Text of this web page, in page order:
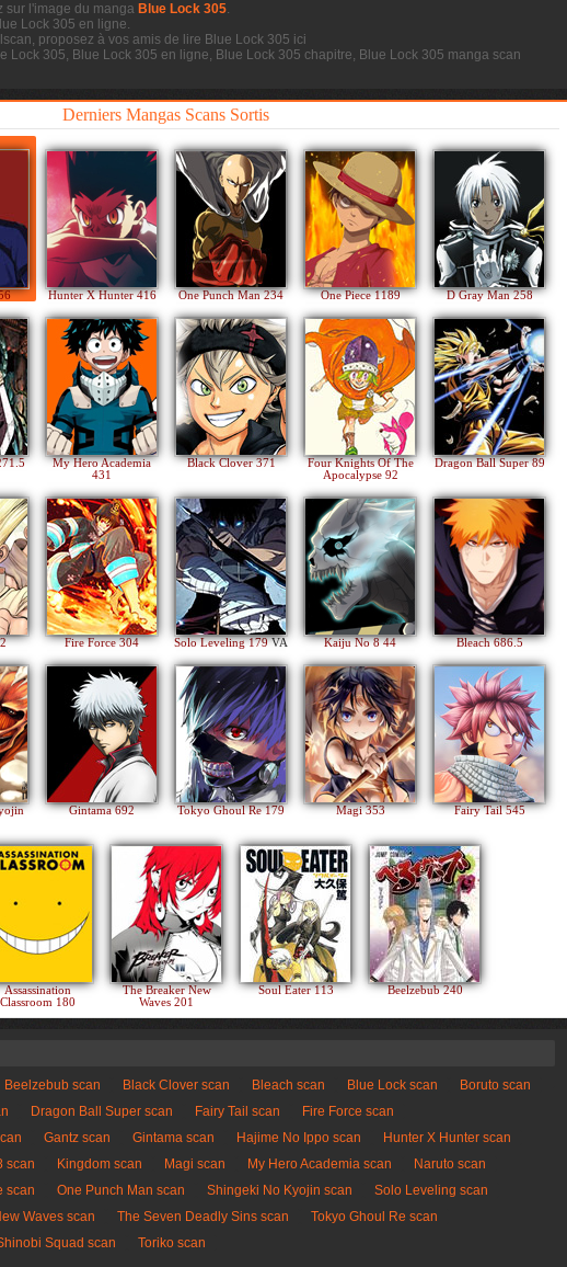
sur l'image du manga Blue Lock 305.
Lock 305 en ligne.
proposez à vos amis de lire Blue Lock 305 ici
Lock 305, Blue Lock 305 en ligne, Blue Lock 305 chapitre, Blue Lock 305 manga scan
Derniers Mangas Scans Sortis
Hunter X Hunter 416 One Punch Man 234 One Piece 1189 D Gray Man 258
My Hero Academia
431
Black Clover 371
Four Knights Of The
Apocalypse 92
Dragon Ball Super 89
Fire Force 304 Solo Leveling 179VA Kaiju No 8 44 Bleach 686.5
Gintama 692 Tokyo Ghoul Re 179 Magi 353 Fairy Tail 545
Assassination
Classroom 180
The Breaker New
Waves 201
Soul Eater 113 Beelzebub 240
Beelzebub scan Black Clover scan Bleach scan Blue Lock scan
Boruto scan
Dragon Ball Super scan Fairy Tail scan
Fire Force scan
Gantz scan Gintama scan Hajime No Ippo scan
Hunter X Hunter scan
scan Kingdom scan Magi scan My Hero Academia scan
Naruto scan
scan One Punch Man scan Shingeki No Kyojin scan
Solo Leveling scan
Waves scan The Seven Deadly Sins scan
Tokyo Ghoul Re scan
Squad scan Toriko scan